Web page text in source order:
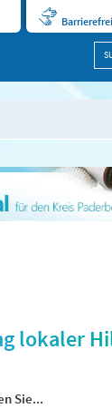
lokaler
Sie...